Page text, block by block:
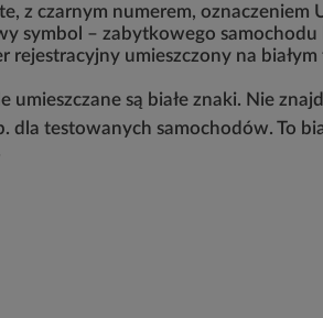
z czarnym numerem,
symbol – zabytkowego samochodu
umieszczony na
są białe znaki. Nie
dla testowanych samochodów. To